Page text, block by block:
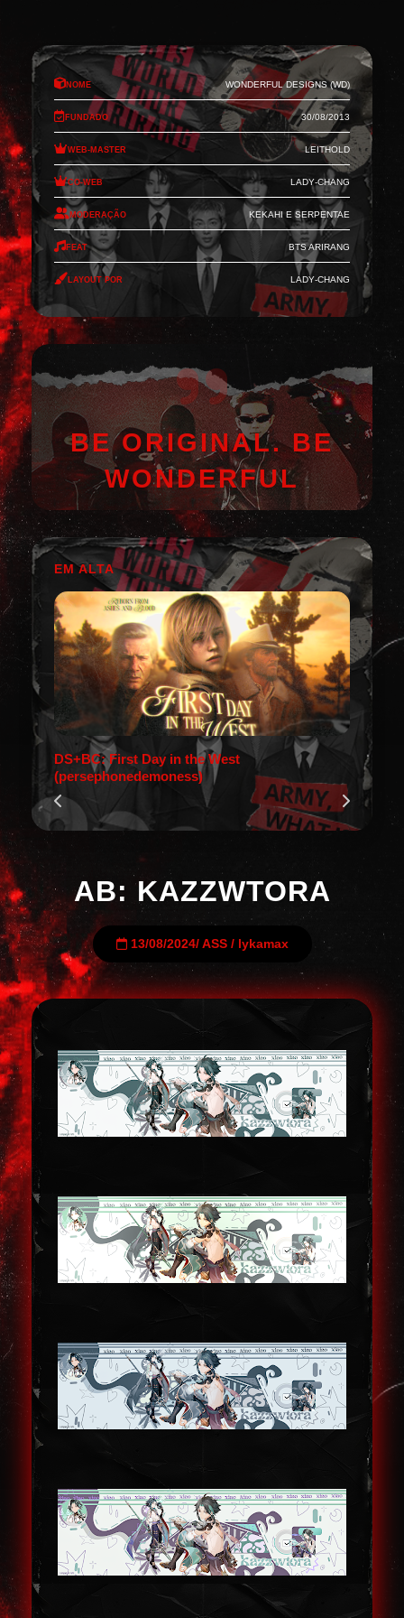
Nome Wonderful Designs (WD)
Fundado 30/08/2013
Web-Master Leithold
Co-Web Lady-Chang
Moderação Kekahi e Serpentae
Feat BTS Arirang
Layout por Lady-Chang
BE ORIGINAL. BE
WONDERFUL
EM ALTA
DS+BC: First Day in the West
(persephonedemoness)
AB: KAZZWTORA
13/08/2024/ ASS/ lykamax